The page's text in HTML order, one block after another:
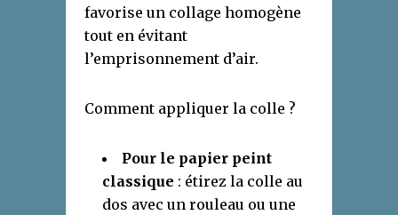
favorise un collage homogène
tout en évitant
l’emprisonnement d’air.
Comment appliquer la colle ?
Pour le papier peint
classique : étirez la colle au
dos avec un rouleau ou une